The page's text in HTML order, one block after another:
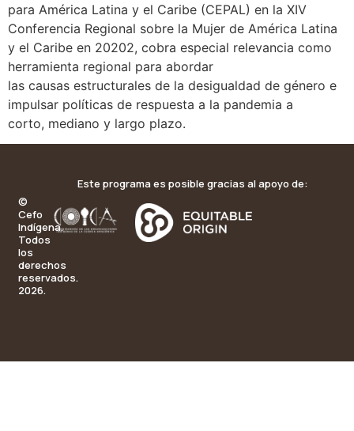
para América Latina y el Caribe (CEPAL) en la XIV
Conferencia Regional sobre la Mujer de América Latina
y el Caribe en 20202, cobra especial relevancia como
herramienta regional para abordar
las causas estructurales de la desigualdad de género e
impulsar políticas de respuesta a la pandemia a
corto, mediano y largo plazo.
©
Cefo
Indígena.
Todos
los
derechos
reservados.
2026.
Este programa es posible gracias al apoyo de: